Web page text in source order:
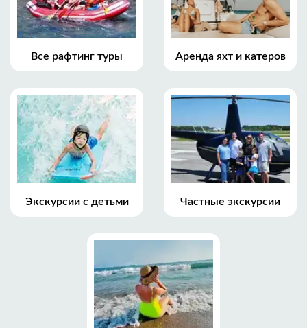
Все рафтинг туры Аренда яхт и катеров
Экскурсии с детьми Частные экскурсии